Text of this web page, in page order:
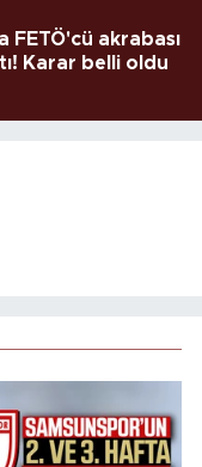
FETÖ'cü akrabası
Karar belli oldu